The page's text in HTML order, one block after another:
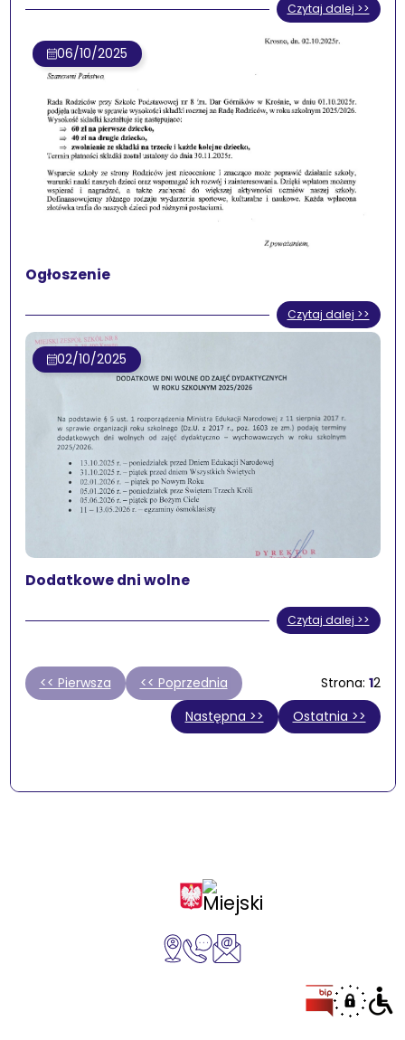
Czytaj dalej >>
06/10/2025
Ogłoszenie
Czytaj dalej >>
02/10/2025
Dodatkowe dni wolne
Czytaj dalej >>
<< Pierwsza << Poprzednia 12
Następna >>
Ostatnia >>